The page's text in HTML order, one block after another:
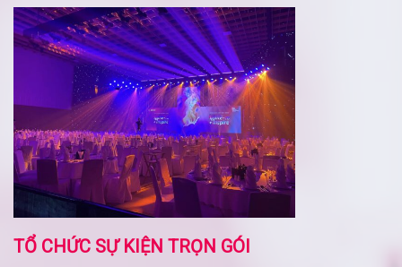
TỔ CHỨC SỰ KIỆN TRỌN GÓI